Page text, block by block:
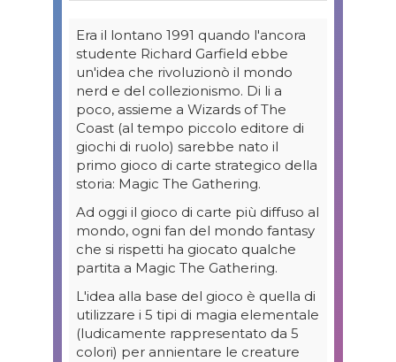
Era il lontano 1991 quando l'ancora
studente Richard Garfield ebbe
un'idea che rivoluzionò il mondo
nerd e del collezionismo. Di li a
poco, assieme a Wizards of The
Coast (al tempo piccolo editore di
giochi di ruolo) sarebbe nato il
primo gioco di carte strategico della
storia: Magic The Gathering.
Ad oggi il gioco di carte più diffuso al
mondo, ogni fan del mondo fantasy
che si rispetti ha giocato qualche
partita a Magic The Gathering.
L'idea alla base del gioco è quella di
utilizzare i 5 tipi di magia elementale
(ludicamente rappresentato da 5
colori) per annientare le creature